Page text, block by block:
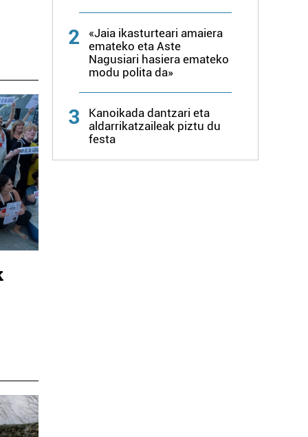
2
«Jaia ikasturteari amaiera
emateko eta Aste
Nagusiari hasiera emateko
modu polita da»
3
Kanoikada dantzari eta
aldarrikatzaileak piztu du
festa